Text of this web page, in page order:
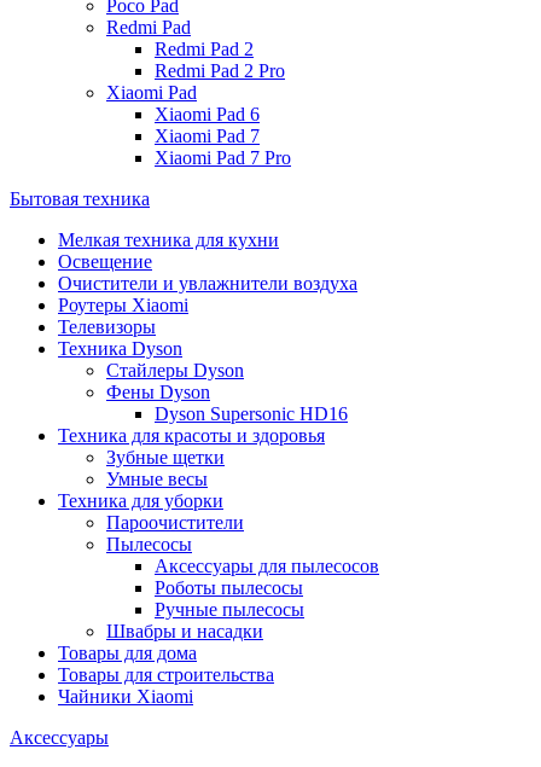
Poco Pad
Redmi Pad
Redmi Pad 2
Redmi Pad 2 Pro
Xiaomi Pad
Xiaomi Pad 6
Xiaomi Pad 7
Xiaomi Pad 7 Pro
Бытовая техника
Мелкая техника для кухни
Освещение
Очистители и увлажнители воздуха
Роутеры Xiaomi
Телевизоры
Техника Dyson
Стайлеры Dyson
Фены Dyson
Dyson Supersonic HD16
Техника для красоты и здоровья
Зубные щетки
Умные весы
Техника для уборки
Пароочистители
Пылесосы
Аксессуары для пылесосов
Роботы пылесосы
Ручные пылесосы
Швабры и насадки
Товары для дома
Товары для строительства
Чайники Xiaomi
Аксессуары